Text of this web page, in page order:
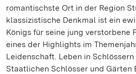
romantischste Ort in der Region
klassizistische Denkmal ist ein
Königs für seine jung verstorbene
eines der Highlights im
Leidenschaft. Leben in
Staatlichen Schlösser und Gärten